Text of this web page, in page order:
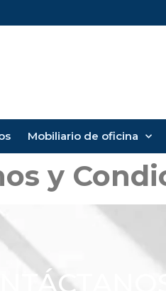
Mobiliario de oficina
y